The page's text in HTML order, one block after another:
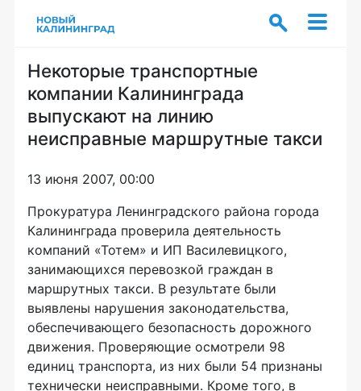
Некоторые транспортные
компании Калининграда
выпускают на линию
неисправные маршрутные такси
13 июня 2007, 00:00
Прокуратура Ленинградского района города
Калининграда проверила деятельность
компаний «Тотем» и ИП Василевицкого,
занимающихся перевозкой граждан в
маршрутных такси. В результате были
выявлены нарушения законодательства,
обеспечивающего безопасность дорожного
движения. Проверяющие осмотрели 98
единиц транспорта, из них были 54 признаны
технически неисправными. Кроме того, в